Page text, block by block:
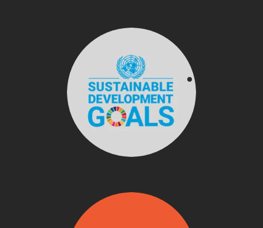
Alcanzar los 17
objetivos globales
para lograr un futuro
mejor y sostenible
para todos.
Creative Commons